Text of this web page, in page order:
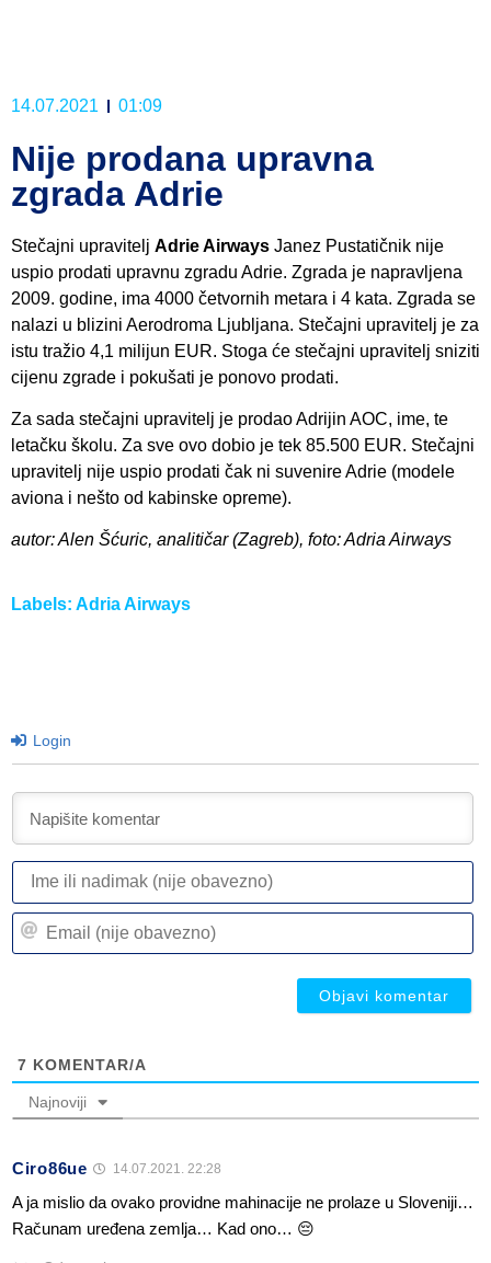
14.07.2021 01:09
Nije prodana upravna
zgrada Adrie
Stečajni upravitelj Adrie Airways Janez Pustatičnik nije
uspio prodati upravnu zgradu Adrie. Zgrada je napravljena
2009. godine, ima 4000 četvornih metara i 4 kata. Zgrada se
nalazi u blizini Aerodroma Ljubljana. Stečajni upravitelj je za
istu tražio 4,1 milijun EUR. Stoga će stečajni upravitelj sniziti
cijenu zgrade i pokušati je ponovo prodati.
Za sada stečajni upravitelj je prodao Adrijin AOC, ime, te
letačku školu. Za sve ovo dobio je tek 85.500 EUR. Stečajni
upravitelj nije uspio prodati čak ni suvenire Adrie (modele
aviona i nešto od kabinske opreme).
autor: Alen Šćuric, analitičar (Zagreb), foto: Adria Airways
Labels: Adria Airways
Login
7 KOMENTAR/A
Najnoviji
Ciro86ue 14.07.2021. 22:28
A ja mislio da ovako providne mahinacije ne prolaze u Sloveniji…
Računam uređena zemlja… Kad ono… 😔